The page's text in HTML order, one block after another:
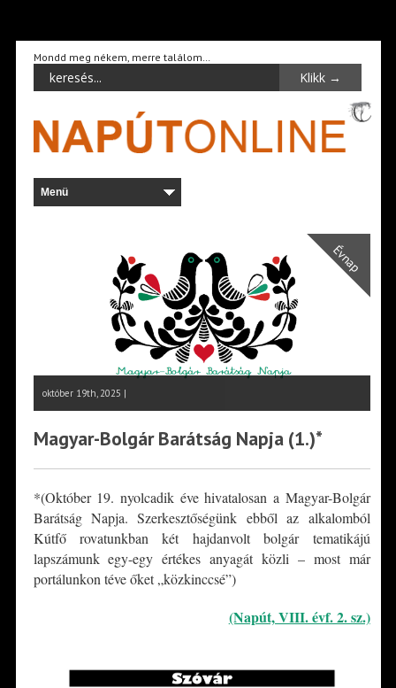
Mondd meg nékem, merre találom…
Évnap
október 19th, 2025 |
Magyar-Bolgár Barátság Napja (1.)*
*(Október 19. nyolcadik éve hivatalosan a Magyar-Bolgár
Barátság Napja. Szerkesztőségünk ebből az alkalomból
Kútfő rovatunkban két hajdanvolt bolgár tematikájú
lapszámunk egy-egy értékes anyagát közli – most már
portálunkon téve őket „közkinccsé”)
(Napút, VIII. évf. 2. sz.)